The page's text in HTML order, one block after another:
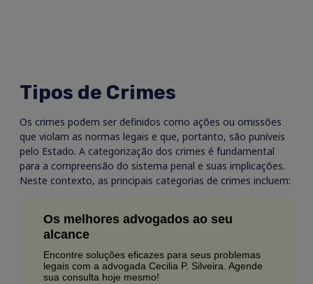
Tipos de Crimes
Os crimes podem ser definidos como ações ou omissões
que violam as normas legais e que, portanto, são puníveis
pelo Estado. A categorização dos crimes é fundamental
para a compreensão do sistema penal e suas implicações.
Neste contexto, as principais categorias de crimes incluem:
Os melhores advogados ao seu
alcance
Encontre soluções eficazes para seus problemas
legais com a advogada Cecilia P. Silveira. Agende
sua consulta hoje mesmo!